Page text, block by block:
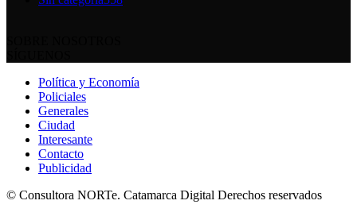
Política y Economía
Policiales
Generales
Ciudad
Interesante
Contacto
Publicidad
© Consultora NORTe. Catamarca Digital Derechos reservados